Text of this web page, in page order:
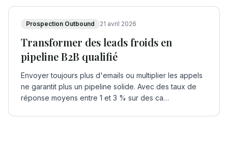
Prospection Outbound 21 avril 2026
Transformer des leads froids en
pipeline B2B qualifié
Envoyer toujours plus d'emails ou multiplier les appels
ne garantit plus un pipeline solide. Avec des taux de
réponse moyens entre 1 et 3 % sur des ca…